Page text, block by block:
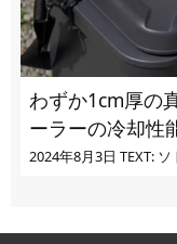
わずか1cm厚の
ーラーの冷却性
の実力とは
2024年8月3日 TEXT: